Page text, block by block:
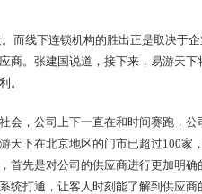
而线下连锁机构的胜出正是取决于
商。张建国说道，接下来，易游天下
。
会，公司上下一直在和时间赛跑，公
天下在北京地区的门市已超过100家
首先是对公司的供应商进行更加明
统打通，让客人时刻能了解到供应